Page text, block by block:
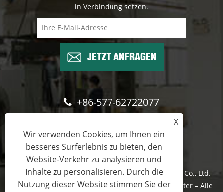
in Verbindung setzen.
JETZT ANFRAGEN
+86-577-62722077
Copyright © 2022 Wenzhou Shuyi Import and Export Co., Ltd. –
Vakuum-Leistungsschalter, Trennschalter, Lastschalter – Alle
X
Wir verwenden Cookies, um Ihnen ein
besseres Surferlebnis zu bieten, den
Website-Verkehr zu analysieren und
Inhalte zu personalisieren. Durch die
Nutzung dieser Website stimmen Sie der